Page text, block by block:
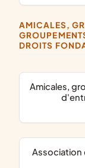
AMICALES, GROUPEMENTS AFFINITAIRES,
DROITS
amicales, groupements affinitaires, groupements
association du personnel d'une entreprise (hors